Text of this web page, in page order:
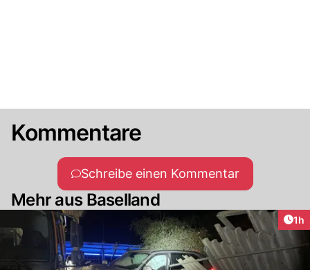
Kommentare
Schreibe einen Kommentar
Mehr aus Baselland
1h